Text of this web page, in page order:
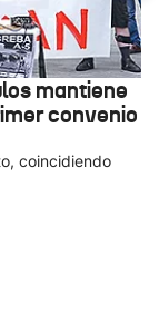
mantiene
convenio
coincidiendo